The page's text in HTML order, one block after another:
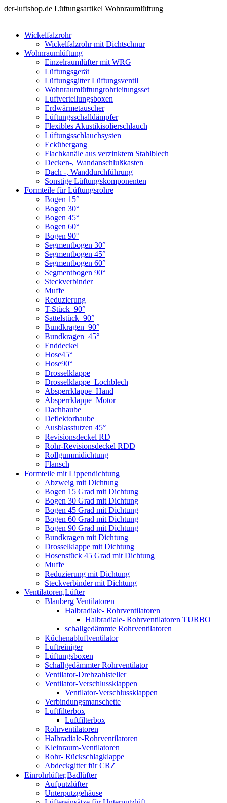
der-luftshop.de Lüftungsartikel Wohnraumlüftung
Wickelfalzrohr
Wickelfalzrohr mit Dichtschnur
Wohnraumlüftung
Einzelraumlüfter mit WRG
Lüftungsgerät
Lüftungsgitter Lüftungsventil
Wohnraumlüftungrohrleitungsset
Luftverteilungsboxen
Erdwärmetauscher
Lüftungsschalldämpfer
Flexibles Akustikisolierschlauch
Lüftungsschlauchsysten
Eckübergang
Flachkanäle aus verzinktem Stahlblech
Decken-, Wandanschlußkasten
Dach -, Wanddurchführung
Sonstige Lüftungskomponenten
Formteile für Lüftungsrohre
Bogen 15°
Bogen 30°
Bogen 45°
Bogen 60°
Bogen 90°
Segmentbogen 30°
Segmentbogen 45°
Segmentbogen 60°
Segmentbogen 90°
Steckverbinder
Muffe
Reduzierung
T-Stück_90°
Sattelstück_90°
Bundkragen_90°
Bundkragen_45°
Enddeckel
Hose45°
Hose90°
Drosselklappe
Drosselklappe_Lochblech
Absperrklappe_Hand
Absperrklappe_Motor
Dachhaube
Deflektorhaube
Ausblasstutzen 45°
Revisionsdeckel RD
Rohr-Revisionsdeckel RDD
Rollgummidichtung
Flansch
Formteile mit Lippendichtung
Abzweig mit Dichtung
Bogen 15 Grad mit Dichtung
Bogen 30 Grad mit Dichtung
Bogen 45 Grad mit Dichtung
Bogen 60 Grad mit Dichtung
Bogen 90 Grad mit Dichtung
Bundkragen mit Dichtung
Drosselklappe mit Dichtung
Hosenstück 45 Grad mit Dichtung
Muffe
Reduzierung mit Dichtung
Steckverbinder mit Dichtung
Ventilatoren,Lüfter
Blauberg Ventilatoren
Halbradiale- Rohrventilatoren
Halbradiale- Rohrventilatoren TURBO
schallgedämmte Rohrventilatoren
Küchenabluftventilator
Luftreiniger
Lüftungsboxen
Schallgedämmter Rohrventilator
Ventilator-Drehzahlsteller
Ventilator-Verschlussklappen
Ventilator-Verschlussklappen
Verbindungsmanschette
Luftfilterbox
Luftfilterbox
Rohrventilatoren
Halbradiale-Rohrventilatoren
Kleinraum-Ventilatoren
Rohr- Rückschlagklappe
Abdeckgitter für CRZ
Einrohrlüfter,Badlüfter
Aufputzlüfter
Unterputzgehäuse